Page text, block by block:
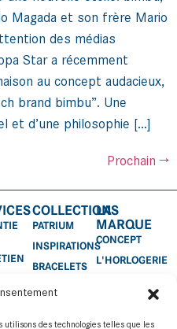
utilisons des technologies telles que les
Magada et son frère Mario
des médias
Star a récemment
au concept audacieux,
brand bimbu”. Une
et d’une philosophie […]
Prochain →
LA
MARQUE
CONCEPT
L'HORLOGERIE
COLLECTIONS
PATRIUM
INSPIRATIONS
BRACELETS
ACCESSOIRES